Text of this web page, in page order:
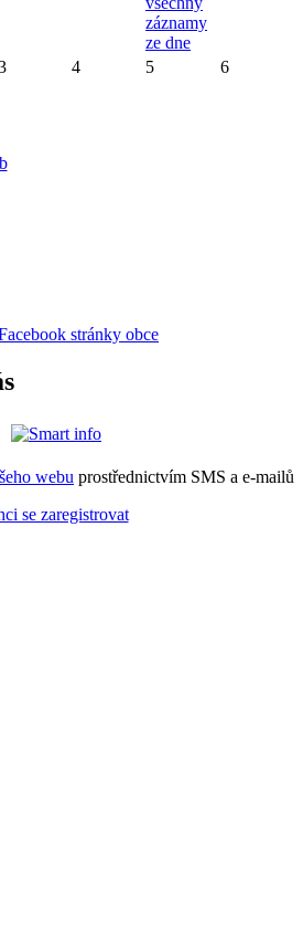
záznamy
ze dne
4 5 6
stránky obce
webu prostřednictvím SMS a e-mailů
se zaregistrovat